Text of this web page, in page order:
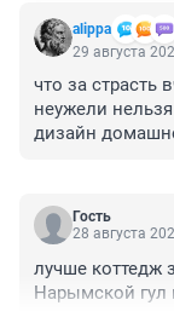
alippa
29 августа
что за страсть
неужели
дизайн
Гость
28 августа
лучше коттедж
Нарымской гул